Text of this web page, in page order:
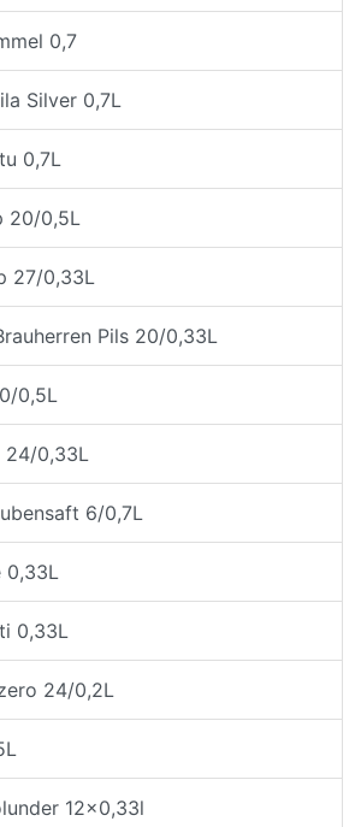
0,7
Silver 0,7L
0,7L
20/0,5L
27/0,33L
Pils 20/0,33L
0,5L
24/0,33L
6/0,7L
0,33L
0,33L
24/0,2L
12x0,33l